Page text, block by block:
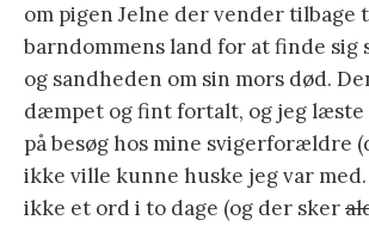
om pigen Jelne der vender tilbage
barndommens land for at finde sig
og sandheden om sin mors død.
dæmpet og fint fortalt, og jeg
på besøg hos mine svigerforældre
ikke ville kunne huske jeg var med.
ikke et ord i to dage (og der sker